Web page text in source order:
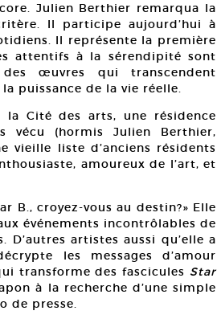
Julien Berthier remarqua la
Il participe aujourd’hui à
Il représente la première
attentifs à la sérendipité sont
œuvres qui transcendent
puissance de la vie réelle.
la Cité des arts, une résidence
vécu (hormis Julien Berthier,
vieille liste d’anciens résidents
amoureux de l’art, et
B., croyez-vous au destin?» Elle
événements incontrôlables de
artistes aussi qu’elle a
les messages d’amour
transforme des fascicules Star
à la recherche d’une simple
de presse.